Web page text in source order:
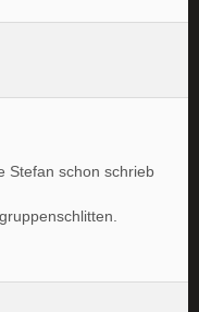
Stefan schon schrieb